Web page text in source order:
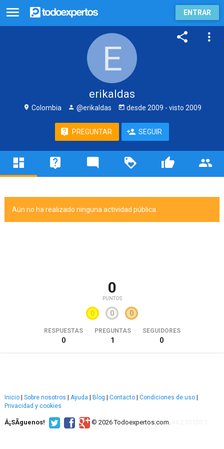
ENTRAR
erikaldas
Colombia @erikaldas desde 2009 - visto 2009
PREGUNTAR SEGUIR
Aún no ha realizado ninguna actividad pública.
0
PUNTOS
0 0 0
RESPUESTAS
0
PREGUNTAS
1
SEGUIDORES
0
Inicio Sobre nosotros Ayuda Blog Contacto Condiciones de uso
Privacidad y cookies
Â¡SÃ­guenos! © 2026 Todoexpertos.com.